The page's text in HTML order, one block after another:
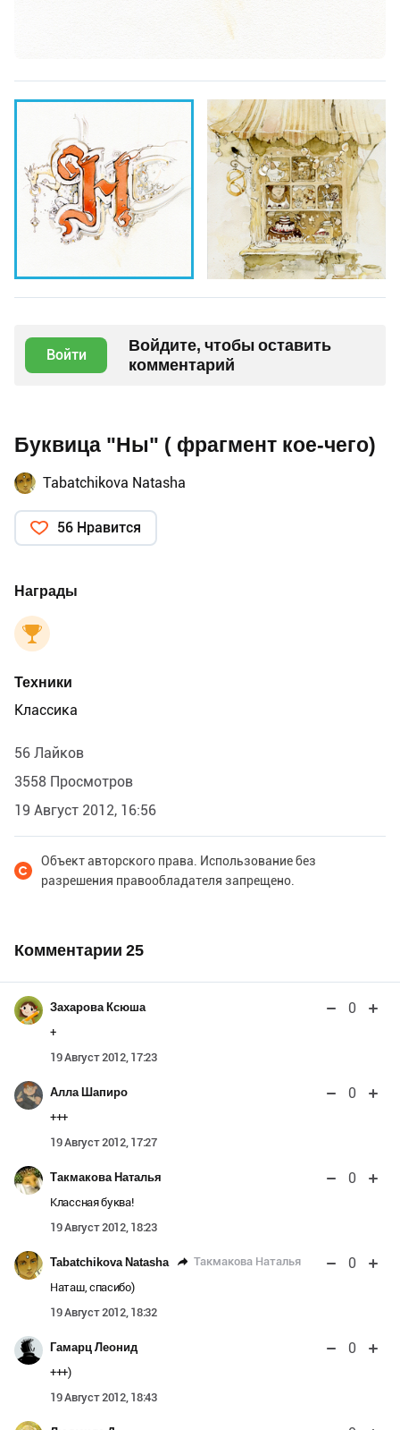
Войти
Войдите, чтобы оставить
комментарий
Буквица "Ны" ( фрагмент кое-чего)
Tabatchikova Natasha
56 Нравится
Награды
Техники
Классика
56 Лайков
3558 Просмотров
19 Август 2012, 16:56
Объект авторского права. Использование без
разрешения правообладателя запрещено.
Комментарии 25
Захарова Ксюша 0
+
19 Август 2012, 17:23
Алла Шапиро 0
+++
19 Август 2012, 17:27
Такмакова Наталья 0
Классная буква!
19 Август 2012, 18:23
Tabatchikova Natasha Такмакова Наталья 0
Наташ, спасибо)
19 Август 2012, 18:32
Гамарц Леонид 0
+++)
19 Август 2012, 18:43